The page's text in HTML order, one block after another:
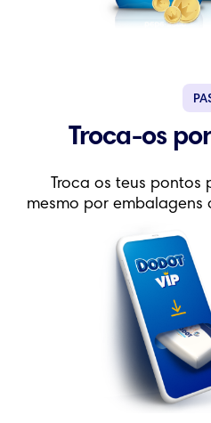
Troca-os
Troca os teus
mesmo por embalagens